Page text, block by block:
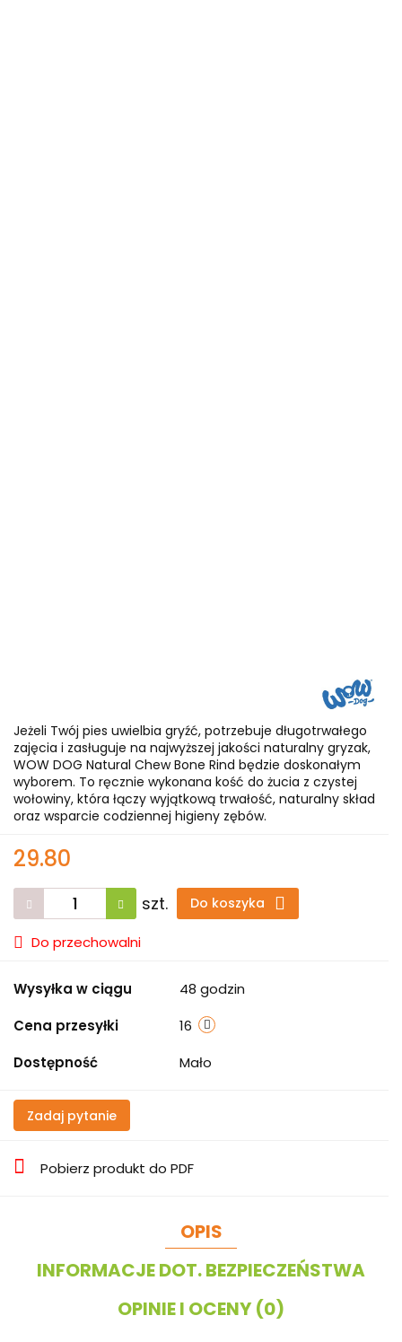
Jeżeli Twój pies uwielbia gryźć, potrzebuje długotrwałego
zajęcia i zasługuje na najwyższej jakości naturalny gryzak,
WOW DOG Natural Chew Bone Rind będzie doskonałym
wyborem. To ręcznie wykonana kość do żucia z czystej
wołowiny, która łączy wyjątkową trwałość, naturalny skład
oraz wsparcie codziennej higieny zębów.
29.80
szt. Do koszyka
Do przechowalni
Wysyłka w ciągu
48 godzin
Cena przesyłki
16
Dostępność
Mało
Zadaj pytanie
Pobierz produkt do PDF
OPIS
INFORMACJE DOT. BEZPIECZEŃSTWA
OPINIE I OCENY (0)